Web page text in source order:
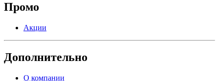
Промо
Акции
Дополнительно
О компании